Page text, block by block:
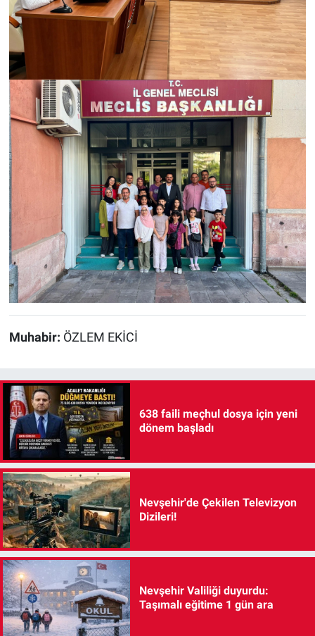
Muhabir: ÖZLEM EKİCİ
638 faili meçhul dosya için yeni
dönem başladı
Nevşehir'de Çekilen Televizyon
Dizileri!
Nevşehir Valiliği duyurdu:
Taşımalı eğitime 1 gün ara